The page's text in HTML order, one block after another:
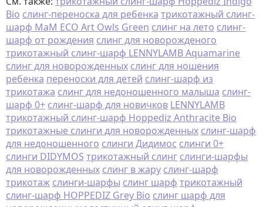
Bio слинг-переноска для ребенка трикотажный слинг-
шарф MaM ECO Art Owls Green слинг на лето слинг-
шарф от рождения слинг для новорожденого
трикотажный слинг-шарф LENNYLAMB Aquamarine
слинг для новорожденных слинг для ношения
ребенка переноски для детей слинг-шарф из
трикотажа слинг для недоношенного малыша слинг-
шарф 0+ слинг-шарф для новичков LENNYLAMB
трикотажный слинг-шарф Hoppediz Anthracite Bio
трикотажные слинги для новорожденных слинг-шарф
для недоношенного слинги Дидимос слинги 0+
слинги DIDYMOS трикотажный слинг слинги-шарфы
для новорожденных слинг в жару слинг-шарф
трикотаж слинги-шарфы слинг шарф трикотажный
слинг-шарф HOPPEDIZ Grey Bio слинг шарф для